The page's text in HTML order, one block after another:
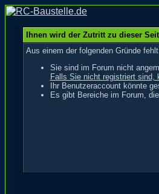
Ihnen wird der Zutritt zu dieser
Aus einem der folgenden Gründe
Sie sind im Forum nicht
Falls Sie nicht registriert sind,
Ihr Benutzeraccount könnte
Es gibt Bereiche im Forum,